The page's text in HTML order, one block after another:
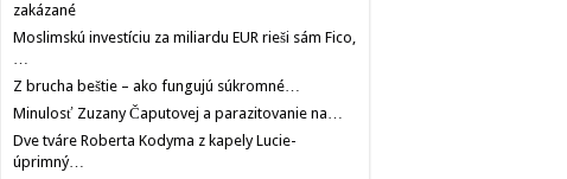
zakázané
Moslimskú investíciu za miliardu EUR rieši sám Fico,
…
Z brucha beštie – ako fungujú súkromné…
Minulosť Zuzany Čaputovej a parazitovanie na…
Dve tváre Roberta Kodyma z kapely Lucie-
úprimný…